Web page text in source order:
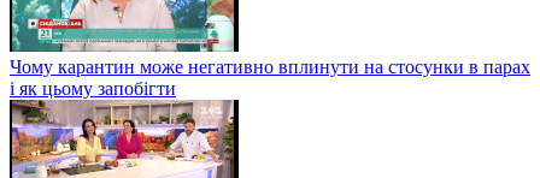
Чому карантин може негативно вплинути на стосунки в парах
і як цьому запобігти